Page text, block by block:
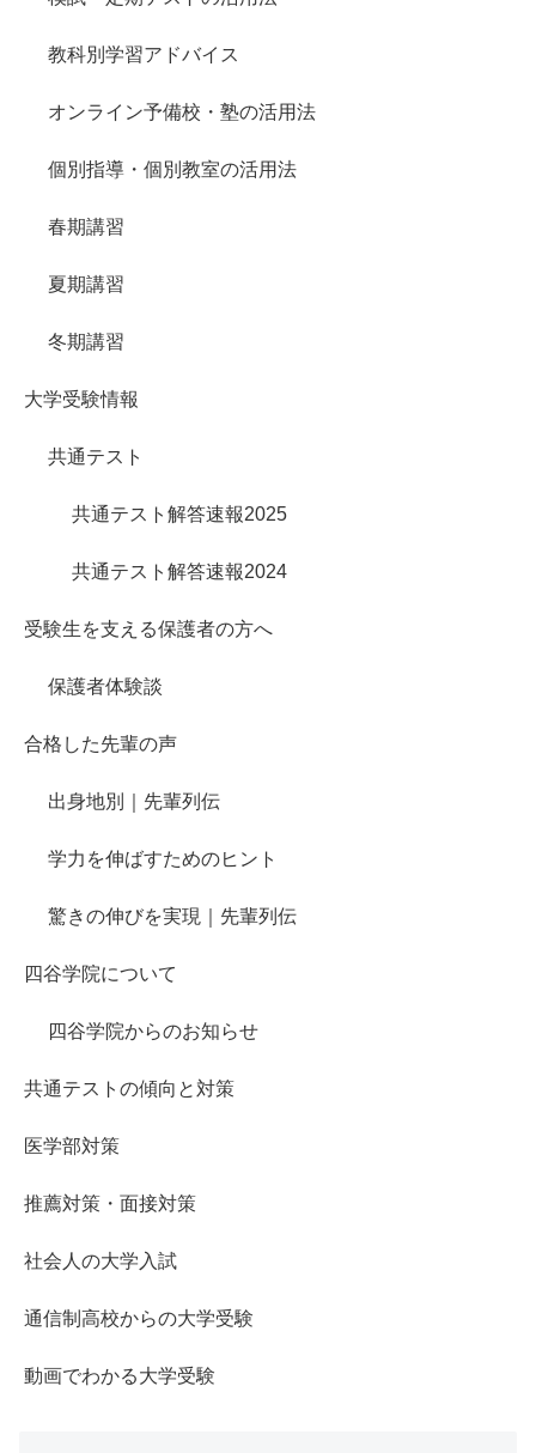
教科別学習アドバイス
オンライン予備校・塾の活用法
個別指導・個別教室の活用法
春期講習
夏期講習
冬期講習
大学受験情報
共通テスト
共通テスト解答速報2025
共通テスト解答速報2024
受験生を支える保護者の方へ
保護者体験談
合格した先輩の声
出身地別｜先輩列伝
学力を伸ばすためのヒント
驚きの伸びを実現｜先輩列伝
四谷学院について
四谷学院からのお知らせ
共通テストの傾向と対策
医学部対策
推薦対策・面接対策
社会人の大学入試
通信制高校からの大学受験
動画でわかる大学受験